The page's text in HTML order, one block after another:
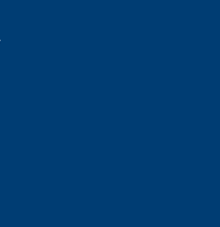
con calce idraulica naturale NHL 3,5